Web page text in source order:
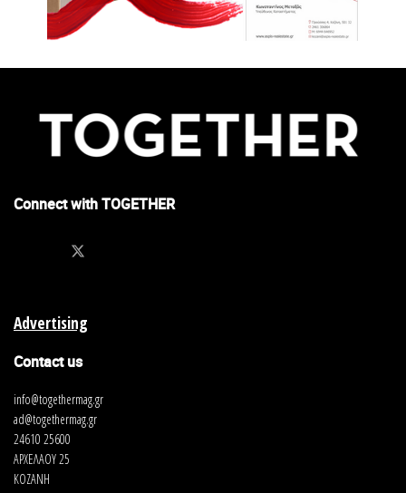
Connect with TOGETHER
Advertising
Contact us
info@togethermag.gr
ad@togethermag.gr
24610 25600
ΑΡΧΕΛΑΟΥ 25
ΚΟΖΑΝΗ